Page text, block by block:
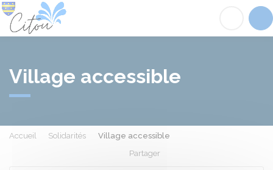
Village accessible
Accueil Solidarités
Village accessible
Partager